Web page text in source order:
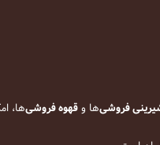
فروشی‌ها وقهوه فروشی‌ها،